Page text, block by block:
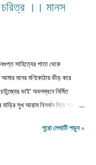
চরিত্র ।। মানস
সাহিত্যের পাতা থেকে
আমার মনের মণিকোঠায় ভীড় করে
ভাই' অবলম্বনে নির্মিত
সুখ আরাম বিসর্জন দিয়ে গ্রামের
ছবিতে বসন্ত জীবন পথের
পুরো লেখাটি পড়ুন »